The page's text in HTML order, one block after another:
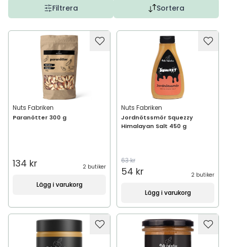
Filtrera Sortera
Nuts Fabriken
Paranötter 300 g
134 kr 2 butiker
Lägg i varukorg
Nuts Fabriken
Jordnötssmör Squezzy
Himalayan Salt 450 g
63 kr
54 kr 2 butiker
Lägg i varukorg